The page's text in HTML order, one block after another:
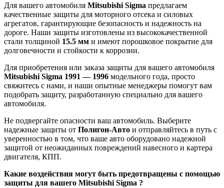
Для вашего автомобиля Mitsubishi Sigma предлагаем
качественные защиты для моторного отсека и силовых
агрегатов, гарантирующие безопасность и надежность на
дороге. Наши защиты изготовлены из высококачественной
стали толщиной 15.5 мм и имеют порошковое покрытие для
долговечности и стойкости к коррозии.
Для приобретения или заказа защиты для вашего автомобиля
Mitsubishi Sigma 1991 — 1996 модельного года, просто
свяжитесь с нами, и наши опытные менеджеры помогут вам
подобрать защиту, разработанную специально для вашего
автомобиля.
Не подвергайте опасности ваш автомобиль. Выберите
надежные защиты от Полигон-Авто и отправляйтесь в путь с
уверенностью в том, что ваше авто оборудовано надежной
защитой от неожиданных повреждений навесного и картера
двигателя, КПП.
Какие воздействия могут быть предотвращены с помощью
защиты для вашего Mitsubishi Sigma ?